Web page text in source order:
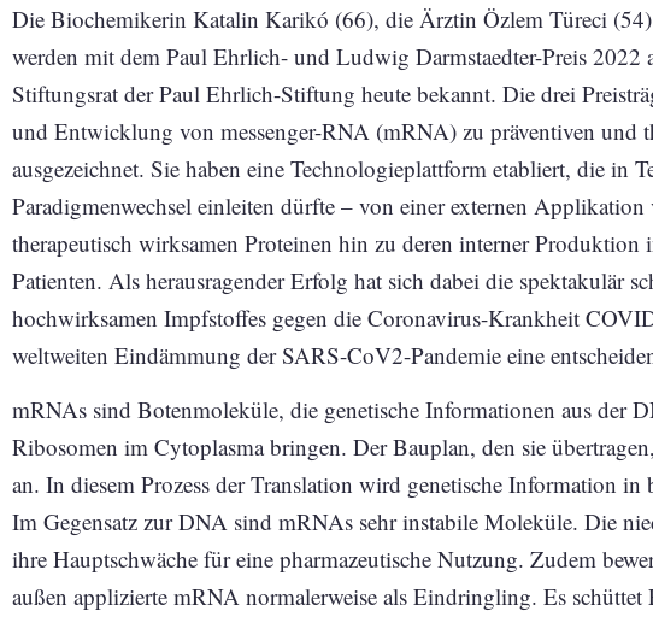
Die Biochemikerin Katalin Karikó (66), die Ärztin Özlem Türeci
werden mit dem Paul Ehrlich- und Ludwig Darmstaedter-Preis 2022
Stiftungsrat der Paul Ehrlich-Stiftung heute bekannt. Die drei
und Entwicklung von messenger-RNA (mRNA) zu präventiven und
ausgezeichnet. Sie haben eine Technologieplattform etabliert, die in
Paradigmenwechsel einleiten dürfte – von einer externen
therapeutisch wirksamen Proteinen hin zu deren interner Produktion
Patienten. Als herausragender Erfolg hat sich dabei die spektakulär
hochwirksamen Impfstoffes gegen die Coronavirus-Krankheit
weltweiten Eindämmung der SARS-CoV2-Pandemie eine
mRNAs sind Botenmoleküle, die genetische Informationen aus der
Ribosomen im Cytoplasma bringen. Der Bauplan, den sie
an. In diesem Prozess der Translation wird genetische Information
Im Gegensatz zur DNA sind mRNAs sehr instabile Moleküle. Die
ihre Hauptschwäche für eine pharmazeutische Nutzung. Zudem
außen applizierte mRNA normalerweise als Eindringling. Es schüttet